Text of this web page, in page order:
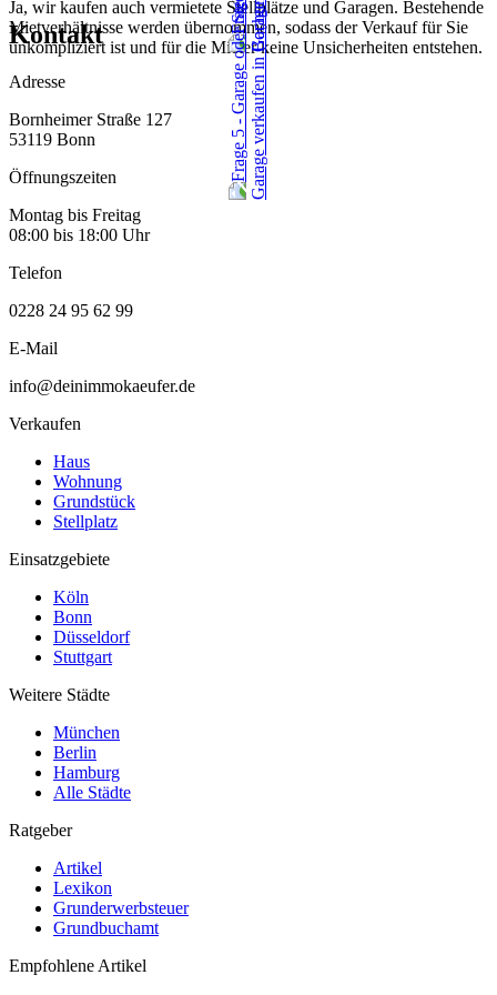
Ja, wir kaufen auch vermietete Stellplätze und Garagen. Bestehende
Mietverhältnisse werden übernommen, sodass der Verkauf für Sie
unkompliziert ist und für die Mieter keine Unsicherheiten entstehen.
Kontakt
Adresse
Bornheimer Straße 127
53119 Bonn
Öffnungszeiten
Montag bis Freitag
08:00 bis 18:00 Uhr
Telefon
0228 24 95 62 99
E-Mail
info@deinimmokaeufer.de
Verkaufen
Haus
Wohnung
Grundstück
Stellplatz
Einsatzgebiete
Köln
Bonn
Düsseldorf
Stuttgart
Weitere Städte
München
Berlin
Hamburg
Alle Städte
Ratgeber
Artikel
Lexikon
Grunderwerbsteuer
Grundbuchamt
Empfohlene Artikel